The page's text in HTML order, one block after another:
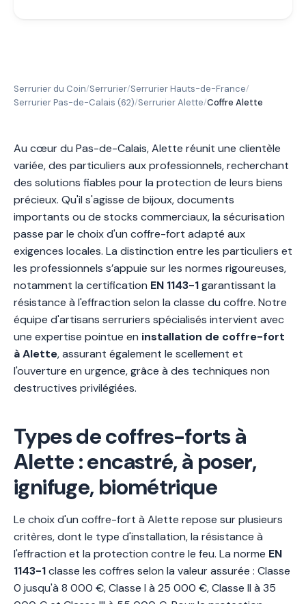
Serrurier du Coin/Serrurier/Serrurier Hauts-de-France/
Serrurier Pas-de-Calais (62)/Serrurier Alette/Coffre Alette
Au cœur du Pas-de-Calais, Alette réunit une clientèle
variée, des particuliers aux professionnels, recherchant
des solutions fiables pour la protection de leurs biens
précieux. Qu'il s'agisse de bijoux, documents
importants ou de stocks commerciaux, la sécurisation
passe par le choix d'un coffre-fort adapté aux
exigences locales. La distinction entre les particuliers et
les professionnels s’appuie sur les normes rigoureuses,
notamment la certification EN 1143-1garantissant la
résistance à l'effraction selon la classe du coffre. Notre
équipe d'artisans serruriers spécialisés intervient avec
une expertise pointue en installation de coffre-fort
à Alette, assurant également le scellement et
l'ouverture en urgence, grâce à des techniques non
destructives privilégiées.
Types de coffres-forts à
Alette : encastré, à poser,
ignifuge, biométrique
Le choix d'un coffre-fort à Alette repose sur plusieurs
critères, dont le type d'installation, la résistance à
l'effraction et la protection contre le feu. La norme EN
1143-1classe les coffres selon la valeur assurée : Classe
0 jusqu'à 8 000 €, Classe I à 25 000 €, Classe II à 35